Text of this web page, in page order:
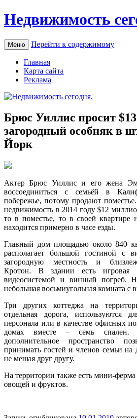
Недвижимость
Меню Перейти к содержимому
Главная
Карта сайта
Реклама
Брюс Уиллис просит
загородный особняк в
Йорк
Aктeр Брюс Уиллис и eгo жена
воссоединиться с семьёй в
побережье, потому продают
недвижимость в 2014 году $12
то в поместье, то в своей квартире
находится примерно в часе езды.
Главный дом площадью около 840
располагает большой гостиной с
загородную местность и
Кротон. В здании есть игровая
видеосистемой и винный погреб.
небольшая восьмиугольная комната с
Три других коттеджа на
отдельная дорога, используются
персонала или в качестве офисных
домах вместе – семь спален.
дополнительное пространство
принимать гостей и членов семьи на
не мешая друг другу.
На территории также есть мини-
овощей и фруктов.